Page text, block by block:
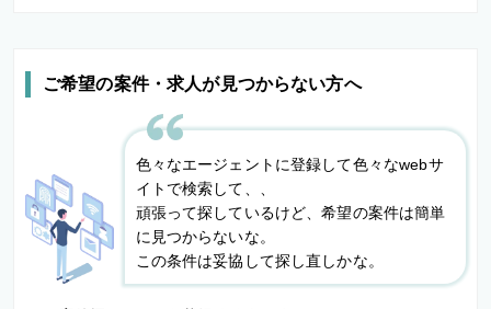
ご希望の案件・求人が見つからない方へ
色々なエージェントに登録して色々なwebサ
イトで検索して、、
頑張って探しているけど、希望の案件は簡単
に見つからないな。
この条件は妥協して探し直しかな。